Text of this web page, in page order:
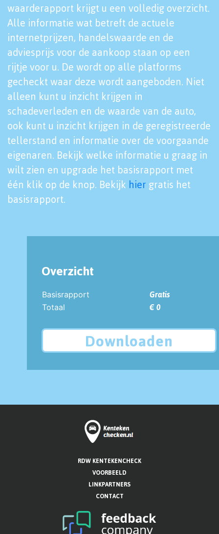
waarderapport krijgt u een volledig overzicht.
Alle informatie wat betreft de actuele
internetprijzen, handelswaarde en de
adviesprijs voor de aankoop staan op een
rijtje voor u. De wordt op alle platforms
gecheckt waar deze wordt aangeboden. Niet
alleen kunt u inzicht krijgen in
schadeverleden en de waarde van de auto,
ook kunt u inzicht krijgen in de geregistreerde
tellerstand en informatie over de voorgaande
eigenaren. Bekijk welke informatie u graag in
wilt zien en upgrade het basisrapport met
één klik op de knop. Bekijk hier gratis het
basisrapport.
Overzicht
Basisrapport
Gratis
Totaal
€ 0
Downloaden
RDW KENTEKENCHECK
VOORBEELD
LINKPARTNERS
CONTACT